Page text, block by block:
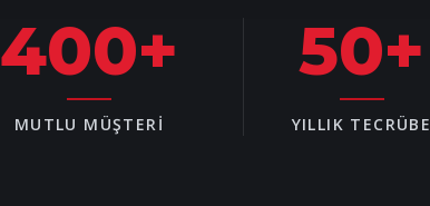
400+
MUTLU MÜŞTERI
50+
YILLIK TECRÜBE